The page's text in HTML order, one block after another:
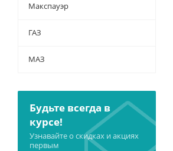
Макспауэр
ГАЗ
МАЗ
Будьте всегда в
курсе!
Узнавайте о скидках и акциях
первым